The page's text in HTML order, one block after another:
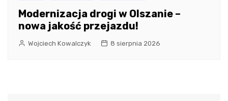
Modernizacja drogi w Olszanie –
nowa jakość przejazdu!
Wojciech Kowalczyk 8 sierpnia 2026